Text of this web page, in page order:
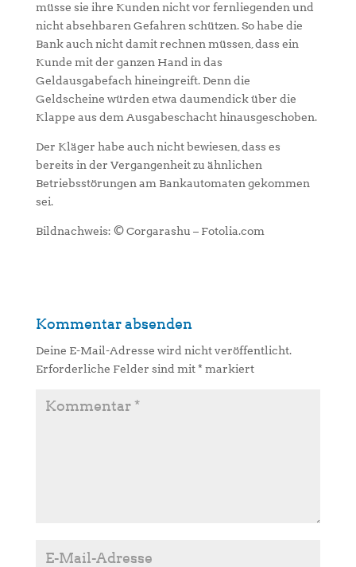
müsse sie ihre Kunden nicht vor fernliegenden und
nicht absehbaren Gefahren schützen. So habe die
Bank auch nicht damit rechnen müssen, dass ein
Kunde mit der ganzen Hand in das
Geldausgabefach hineingreift. Denn die
Geldscheine würden etwa daumendick über die
Klappe aus dem Ausgabeschacht hinausgeschoben.
Der Kläger habe auch nicht bewiesen, dass es
bereits in der Vergangenheit zu ähnlichen
Betriebsstörungen am Bankautomaten gekommen
sei.
Bildnachweis: © Corgarashu – Fotolia.com
Kommentar absenden
Deine E-Mail-Adresse wird nicht veröffentlicht.
Erforderliche Felder sind mit* markiert